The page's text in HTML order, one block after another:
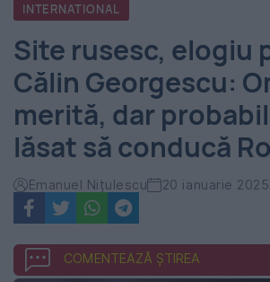
România
-
Evenimentul
Zilei
INTERNATIONAL
Site rusesc, elogiu
Călin Georgescu:
merită, dar
lăsat să conducă
Emanuel Nițulescu 20 ianuarie
COMENTEAZĂ ȘTIREA